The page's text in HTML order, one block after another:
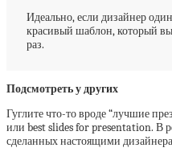
Идеально, если дизайнер
красивый шаблон, который
раз.
Подсмотреть у других
Гуглите что-то вроде “лучшие
или best slides for presentation. В
сделанных настоящими